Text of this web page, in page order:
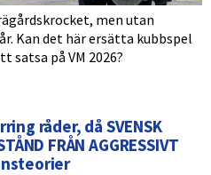
men utan
Kan det här ersätta kubbspel
satsa på VM 2026?
råder, då SVENSK
FRÅN AGGRESSIVT